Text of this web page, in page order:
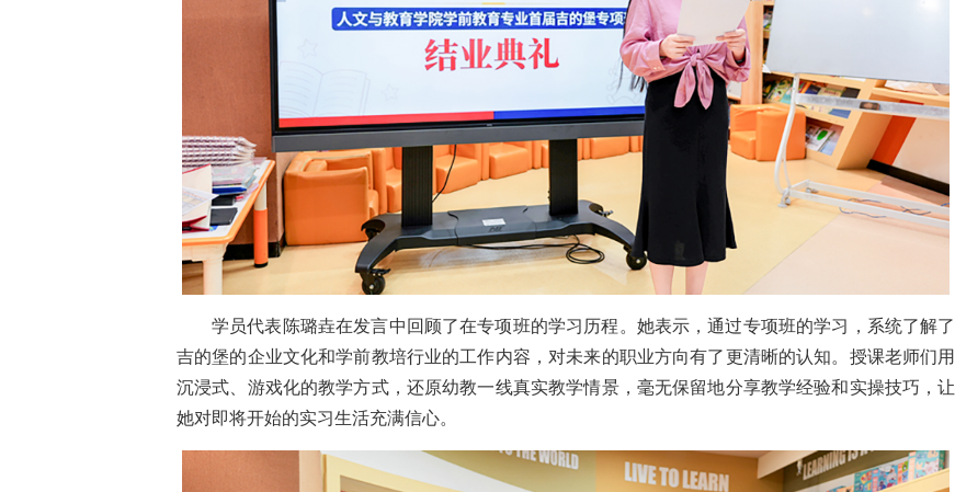
学员代表陈璐垚在发言中回顾了在专项班的学习历程。她表示，通过专项班的学习，系统了解了
吉的堡的企业文化和学前教培行业的工作内容，对未来的职业方向有了更清晰的认知。授课老师们用
沉浸式、游戏化的教学方式，还原幼教一线真实教学情景，毫无保留地分享教学经验和实操技巧，让
她对即将开始的实习生活充满信心。